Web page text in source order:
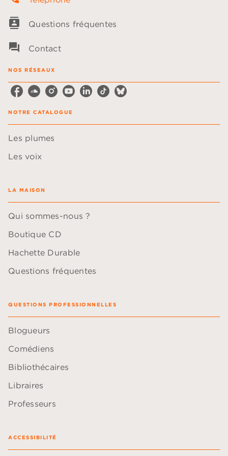
contacts Questions fréquentes
question_answer Contact
NOS RÉSEAUX
NOTRE CATALOGUE
Les plumes
Les voix
LA MAISON
Qui sommes-nous ?
Boutique CD
Hachette Durable
Questions fréquentes
QUESTIONS PROFESSIONNELLES
Blogueurs
Comédiens
Bibliothécaires
Libraires
Professeurs
ACCESSIBILITÉ